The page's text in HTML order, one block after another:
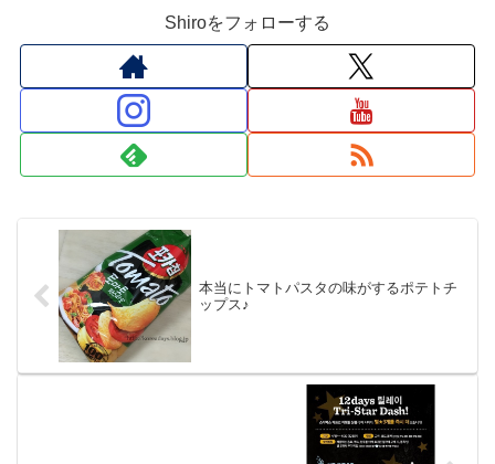
Shiroをフォローする
本当にトマトパスタの味がするポテトチ
ップス♪